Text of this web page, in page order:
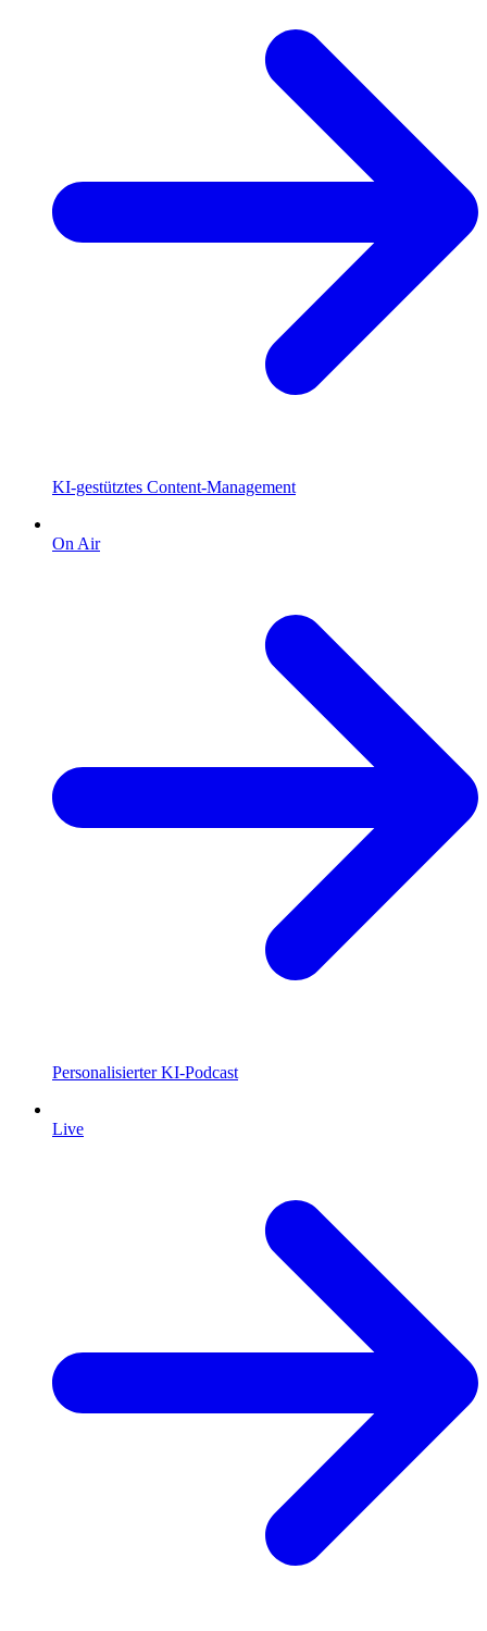
KI-gestütztes Content-Management
On Air
Personalisierter KI-Podcast
Live